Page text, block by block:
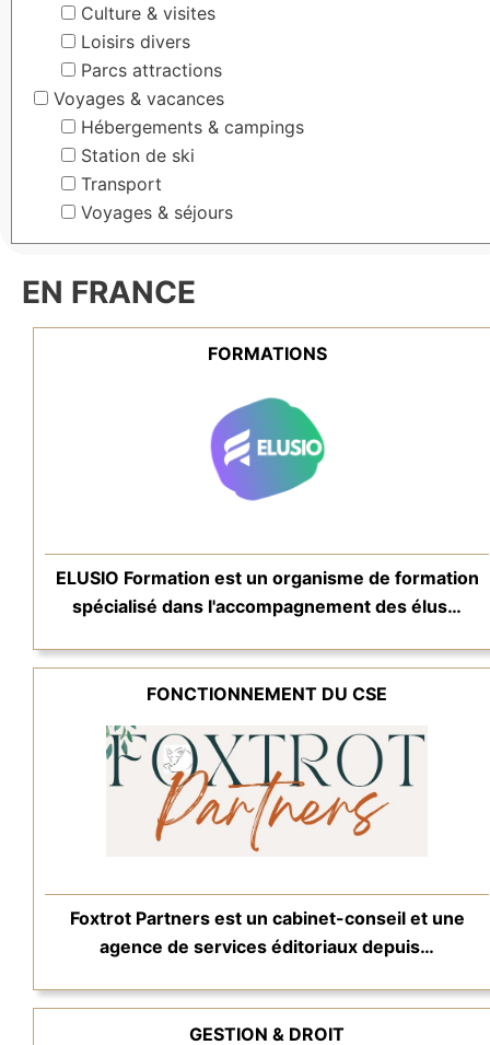
Culture & visites
Loisirs divers
Parcs attractions
Voyages & vacances
Hébergements & campings
Station de ski
Transport
Voyages & séjours
EN FRANCE
FORMATIONS
ELUSIO Formation est un organisme de formation
spécialisé dans l'accompagnement des élus…
FONCTIONNEMENT DU CSE
Foxtrot Partners est un cabinet-conseil et une
agence de services éditoriaux depuis…
GESTION & DROIT